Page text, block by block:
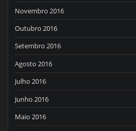
Novembro 2016
Outubro 2016
Setembro 2016
Agosto 2016
Julho 2016
Junho 2016
Maio 2016